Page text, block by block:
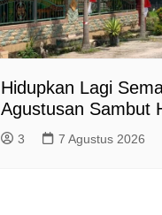
Hidupkan Lagi
Agustusan Sambut
3 7 Agustus 2026